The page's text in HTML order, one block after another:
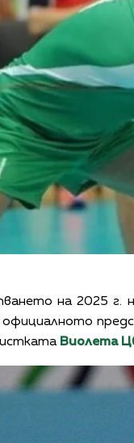
на 2025 г.
официалното
Виолета